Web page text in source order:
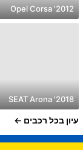
2012' Opel Corsa
2018' SEAT Arona
עיון בכל רכבים